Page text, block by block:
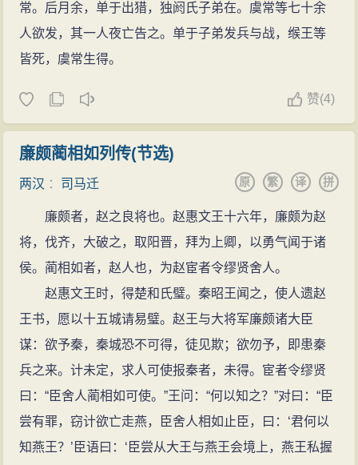
常。后月余，单于出猎，独阏氏子弟在。虞常等七十余
人欲发，其一人夜亡告之。单于子弟发兵与战，缑王等
皆死，虞常生得。
赞(4)
廉颇蔺相如列传(节选)
两汉 ： 司马迁 拼
译
繁
原
廉颇者，赵之良将也。赵惠文王十六年，廉颇为赵
将，伐齐，大破之，取阳晋，拜为上卿，以勇气闻于诸
侯。蔺相如者，赵人也，为赵宦者令缪贤舍人。
赵惠文王时，得楚和氏璧。秦昭王闻之，使人遗赵
王书，愿以十五城请易璧。赵王与大将军廉颇诸大臣
谋：欲予秦，秦城恐不可得，徒见欺；欲勿予，即患秦
兵之来。计未定，求人可使报秦者，未得。宦者令缪贤
曰：“臣舍人蔺相如可使。”王问：“何以知之？”对曰：“臣
尝有罪，窃计欲亡走燕，臣舍人相如止臣，曰：‘君何以
知燕王？’臣语曰：‘臣尝从大王与燕王会境上，燕王私握